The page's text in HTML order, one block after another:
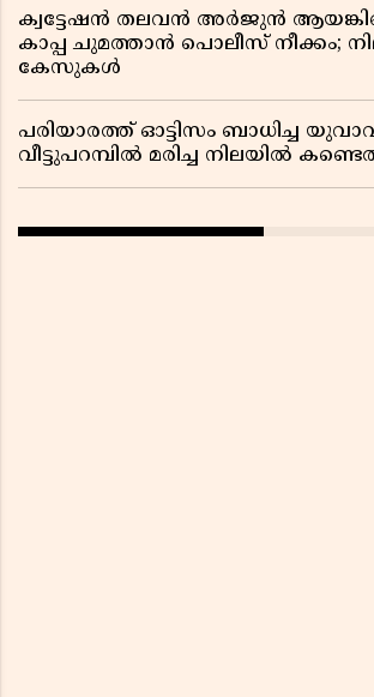
ക്വട്ടേഷൻ തലവൻ അർജുൻ
കാപ്പ ചുമത്താൻ പൊലീസ് നീക്കം;
കേസുകൾ
പരിയാരത്ത് ഓട്ടിസം ബാധിച്ച
വീട്ടുപറമ്പിൽ മരിച്ച നിലയിൽ